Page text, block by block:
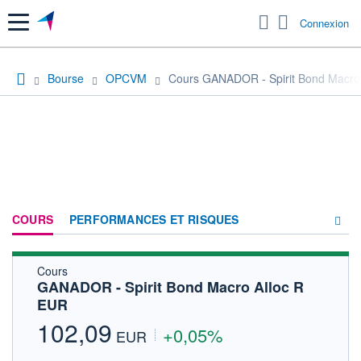
Menu Connexion
Bourse OPCVM Cours GANADOR - Spirit Bond
COURS PERFORMANCES ET RISQUES
FORUM
Cours
GANADOR - Spirit Bond Macro Alloc R
EUR
102,09 EUR +0,05%